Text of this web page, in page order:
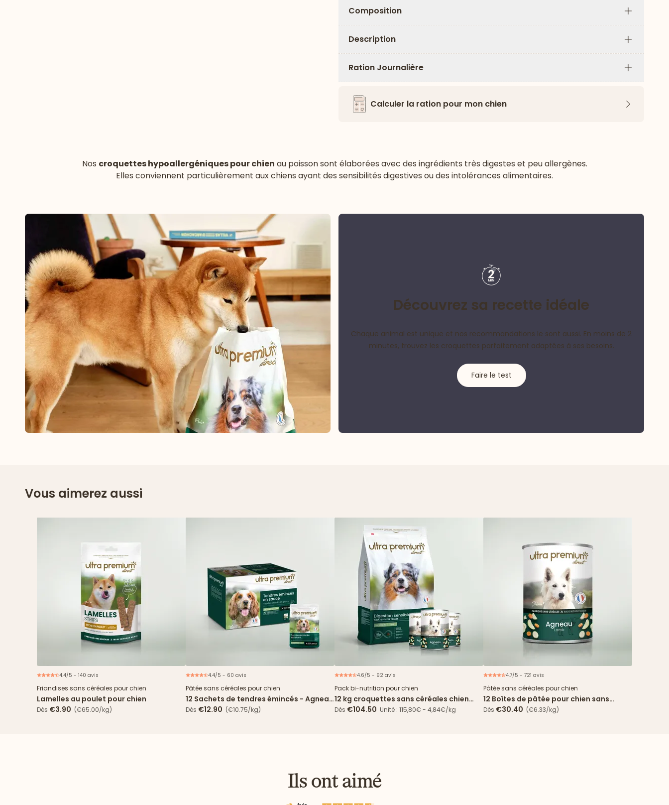
Composition
Plus
Description
Plus
Ration Journalière
Plus
Calculer la ration pour mon chien
Nos croquettes hypoallergéniques pour chien au poisson sont élaborées avec des ingrédients très digestes et peu allergènes.
Elles conviennent particulièrement aux chiens ayant des sensibilités digestives ou des intolérances alimentaires.
Découvrez sa recette idéale
Chaque animal est unique et nos recommandations le sont aussi. En moins de 2
minutes, trouvez les croquettes parfaitement adaptées à ses besoins.
Faire le test
Vous aimerez aussi
4.4/5 - 140 avis
Friandises sans céréales pour chien
Lamelles au poulet pour chien
Dès €3.90 (€65.00/kg)
4.4/5 - 60 avis
Pâtée sans céréales pour chien
12 Sachets de tendres émincés - Agneau
& haricots verts
Dès €12.90 (€10.75/kg)
4.6/5 - 92 avis
Pack bi-nutrition pour chien
12 kg croquettes sans céréales chien
Digestion Sensible + 24 boîtes agneau
Dès €104.50 Unité : 115,80€ - 4,84€/kg
4.7/5 - 721 avis
Pâtée sans céréales pour chien
12 Boîtes de pâtée pour chien sans
céréales - Agneau
Dès €30.40 (€6.33/kg)
Ils ont aimé